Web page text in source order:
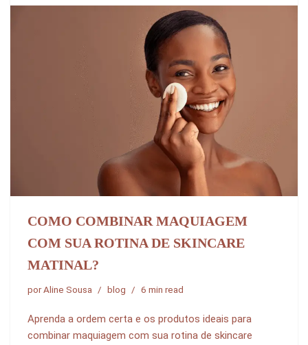
COMO COMBINAR MAQUIAGEM
COM SUA ROTINA DE SKINCARE
MATINAL?
porAline Sousa blog 6 min read
Aprenda a ordem certa e os produtos ideais para
combinar maquiagem com sua rotina de skincare